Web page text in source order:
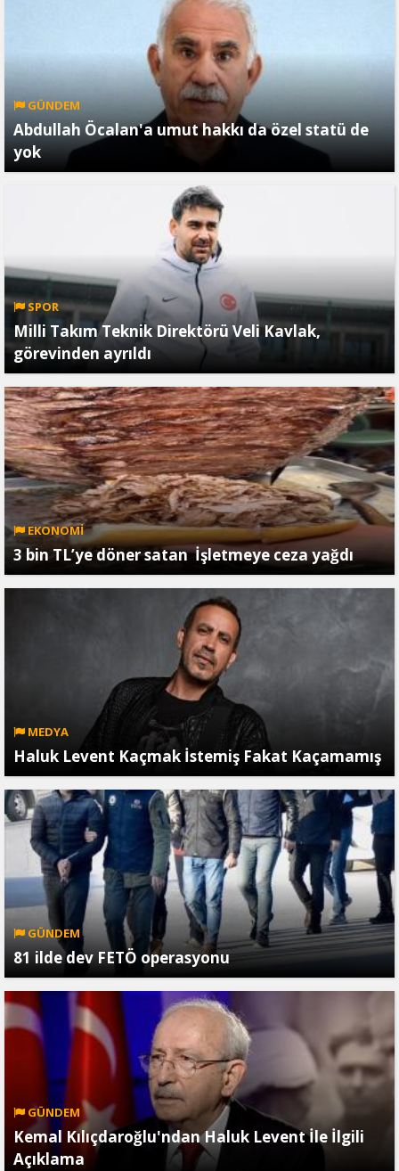
GÜNDEM
Abdullah Öcalan'a umut hakkı da özel statü de
yok
SPOR
Milli Takım Teknik Direktörü Veli Kavlak,
görevinden ayrıldı
EKONOMİ
3 bin TL’ye döner satan İşletmeye ceza yağdı
MEDYA
Haluk Levent Kaçmak İstemiş Fakat Kaçamamış
GÜNDEM
81 ilde dev FETÖ operasyonu
GÜNDEM
Kemal Kılıçdaroğlu'ndan Haluk Levent İle İlgili
Açıklama